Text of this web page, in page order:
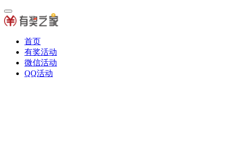
首页
有奖活动
微信活动
QQ活动